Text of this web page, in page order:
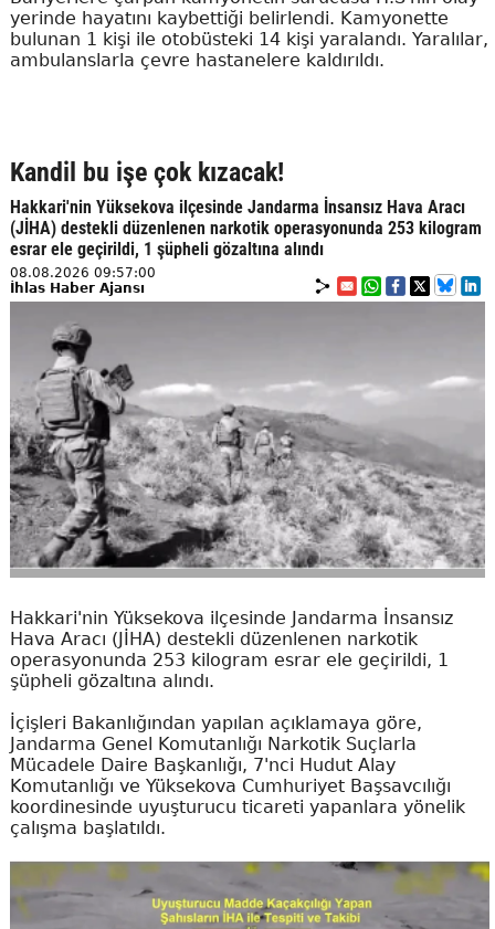
yerinde hayatını kaybettiği belirlendi. Kamyonette
bulunan 1 kişi ile otobüsteki 14 kişi yaralandı. Yaralılar,
ambulanslarla çevre hastanelere kaldırıldı.
Kandil bu işe çok kızacak!
Hakkari'nin Yüksekova ilçesinde Jandarma İnsansız Hava Aracı
(JİHA) destekli düzenlenen narkotik operasyonunda 253 kilogram
esrar ele geçirildi, 1 şüpheli gözaltına alındı
08.08.2026 09:57:00
İhlas Haber Ajansı
Hakkari'nin Yüksekova ilçesinde Jandarma İnsansız
Hava Aracı (JİHA) destekli düzenlenen narkotik
operasyonunda 253 kilogram esrar ele geçirildi, 1
şüpheli gözaltına alındı.
İçişleri Bakanlığından yapılan açıklamaya göre,
Jandarma Genel Komutanlığı Narkotik Suçlarla
Mücadele Daire Başkanlığı, 7'nci Hudut Alay
Komutanlığı ve Yüksekova Cumhuriyet Başsavcılığı
koordinesinde uyuşturucu ticareti yapanlara yönelik
çalışma başlatıldı.